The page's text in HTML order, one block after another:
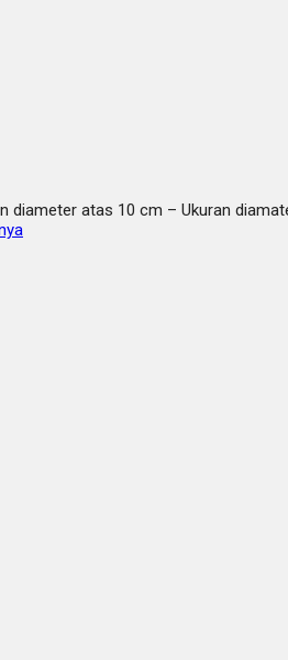
diameter atas 10 cm – Ukuran